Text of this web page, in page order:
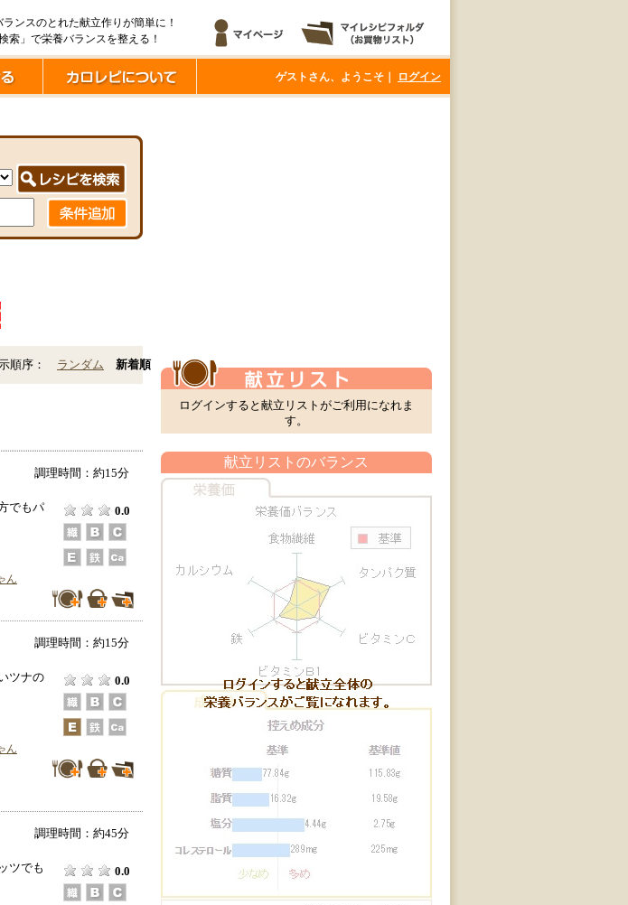
ンスのとれた献立作りが簡単に！
索」で栄養バランスを整える！
ゲストさん、ようこそ｜ ログイン
順序： ランダム 新着順
調理時間：約15分
でもパ
0.0
ん
調理時間：約15分
ツナの
0.0
ん
調理時間：約45分
ツでも
0.0
ログインすると献立リストがご利用になれま
す。
献立リストのバランス